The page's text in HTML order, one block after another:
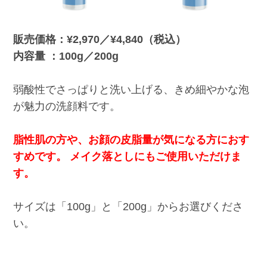
販売価格：¥2,970／¥4,840（税込）
内容量 ：100g／200g
弱酸性でさっぱりと洗い上げる、きめ細やかな泡
が魅力の洗顔料です。
脂性肌の方や、お顔の皮脂量が気になる方におす
すめです。 メイク落としにもご使用いただけま
す。
サイズは「100g」と「200g」からお選びくださ
い。